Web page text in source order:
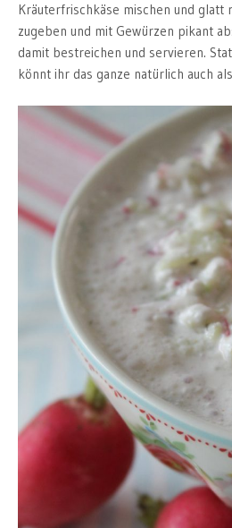
Kräuterfrischkäse mischen und glatt
zugeben und mit Gewürzen pikant
damit bestreichen und servieren.
könnt ihr das ganze natürlich auch